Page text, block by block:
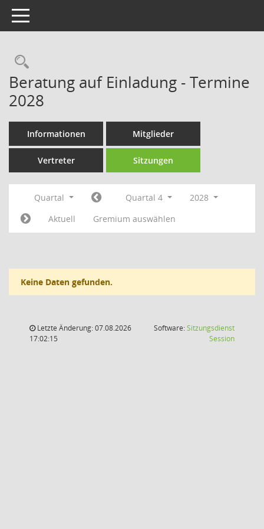
Toggle navigation
Rechercheauswahl
Beratung auf Einladung - Termine
2028
Informationen Mitglieder
Vertreter Sitzungen
Quartal Quartal 4
2028
Aktuell
Gremium auswählen
Keine Daten gefunden.
Letzte Änderung: 07.08.2026
17:02:15
Software:Sitzungsdienst
Session(Wird in